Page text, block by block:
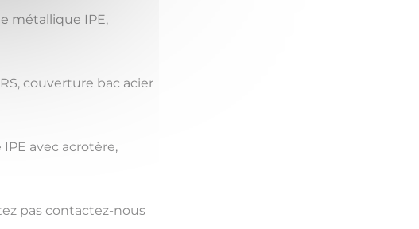
métallique IPE,
couverture bac acier
avec acrotère,
pas contactez-nous